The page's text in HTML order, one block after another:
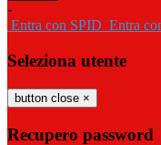
-
Entra con SPID Entra
Seleziona utente
button close ×
Recupero password